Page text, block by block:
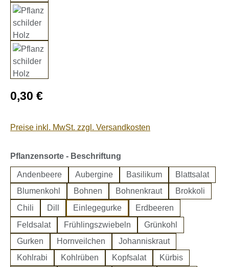
Regulärer Preis:
0,30 €
Preise inkl. MwSt. zzgl. Versandkosten
Pflanzensorte - Beschriftung
Andenbeere Aubergine Basilikum
Blattsalat
Blumenkohl
Bohnen Bohnenkraut
Brokkoli
Chili
Dill Einlegegurke
Erdbeeren
Feldsalat
Frühlingszwiebeln
Grünkohl
Gurken
Hornveilchen
Johanniskraut
Kohlrabi
Kohlrüben Kopfsalat
Kürbis